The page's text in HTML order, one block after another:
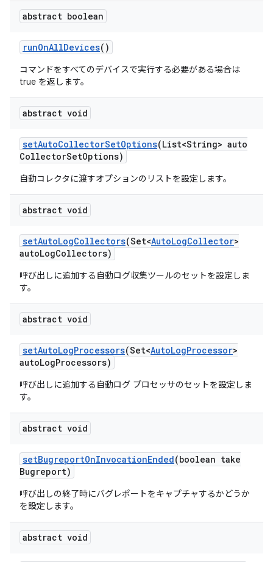
abstract boolean
runOnAllDevices()
コマンドをすべてのデバイスで実行する必要がある場合は
true を返します。
abstract void
setAutoCollectorSetOptions(List<String> auto
CollectorSetOptions)
自動コレクタに渡すオプションのリストを設定します。
abstract void
setAutoLogCollectors(Set<AutoLogCollector>
autoLogCollectors)
呼び出しに追加する自動ログ収集ツールのセットを設定しま
す。
abstract void
setAutoLogProcessors(Set<AutoLogProcessor>
autoLogProcessors)
呼び出しに追加する自動ログ プロセッサのセットを設定しま
す。
abstract void
setBugreportOnInvocationEnded(boolean take
Bugreport)
呼び出しの終了時にバグレポートをキャプチャするかどうか
を設定します。
abstract void